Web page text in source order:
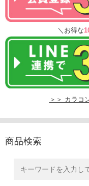
＼お得な
＞＞ カラコ
商品検索